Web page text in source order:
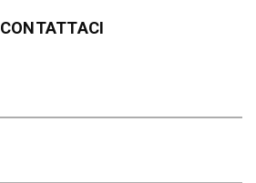
CONTATTACI